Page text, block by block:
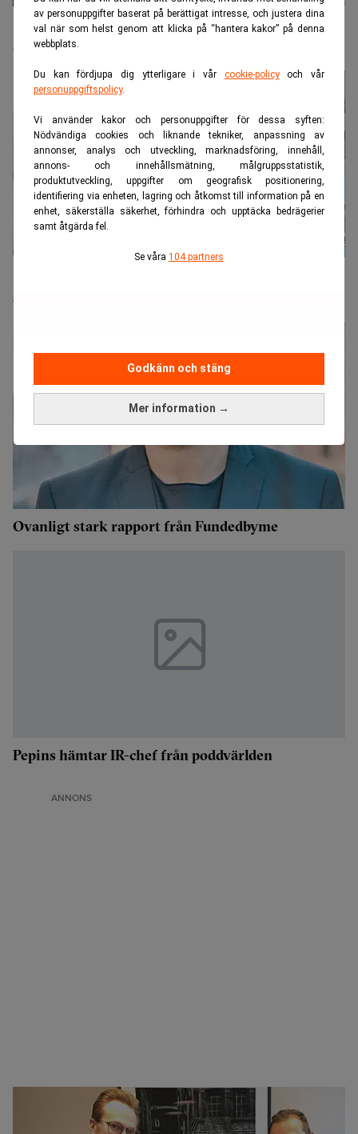
av personuppgifter baserat på berättigat intresse, och justera dina
val när som helst genom att klicka på “hantera kakor” på denna
webbplats.
Du kan fördjupa dig ytterligare i vår cookie-policyoch vår
personuppgiftspolicy.
Vi använder kakor och personuppgifter för dessa syften:
Nödvändiga cookies och liknande tekniker, anpassning av
annonser, analys och utveckling, marknadsföring, innehåll,
annons- och innehållsmätning, målgruppsstatistik,
produktutveckling, uppgifter om geografisk positionering,
identifiering via enheten, lagring och åtkomst till information på en
enhet, säkerställa säkerhet, förhindra och upptäcka bedrägerier
samt åtgärda fel.
Se våra 104 partners
Mer information →
Godkänn och stäng
Internationell plattform för investeringar öppnar i
Sverige
Dubai-prins investerar i Fundedbyme – som
samtidigt lämnar Mexiko
Ovanligt stark rapport från Fundedbyme
Pepins hämtar IR-chef från poddvärlden
ANNONS